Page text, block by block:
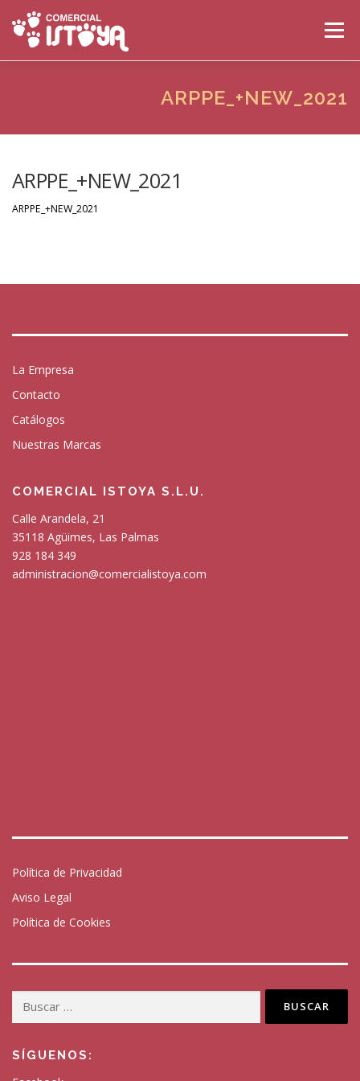
Menú
PRODUCTOS
ARPPE_+NEW_2021
ARPPE_+NEW_2021
ARPPE_+NEW_2021
La Empresa
Contacto
Catálogos
Nuestras Marcas
COMERCIAL ISTOYA S.L.U.
Calle Arandela, 21
35118 Agüimes, Las Palmas
928 184 349
administracion@comercialistoya.com
Política de Privacidad
Aviso Legal
Política de Cookies
Buscar:
SÍGUENOS: